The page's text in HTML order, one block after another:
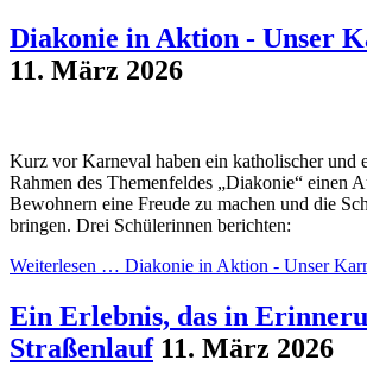
Diakonie in Aktion - Unser
11. März 2026
Kurz vor Karneval haben ein katholischer und
Rahmen des Themenfeldes „Diakonie“ einen
Bewohnern eine Freude zu machen und die
bringen. Drei Schülerinnen berichten:
Weiterlesen … Diakonie in Aktion - Unser
Ein Erlebnis, das in
Straßenlauf 11. März 2026